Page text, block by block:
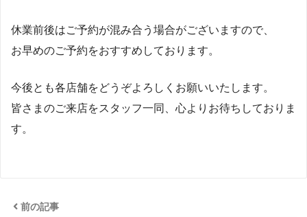
休業前後はご予約が混み合う場合がございますので、
お早めのご予約をおすすめしております。
今後とも各店舗をどうぞよろしくお願いいたします。
皆さまのご来店をスタッフ一同、心よりお待ちしておりま
す。
前の記事